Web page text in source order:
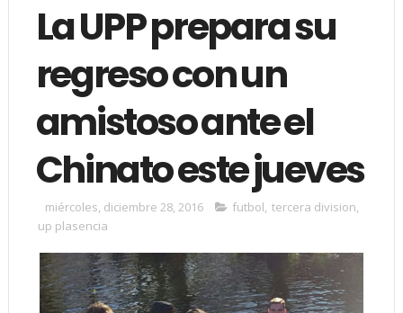
La UPP prepara su
regreso con un
amistoso ante el
Chinato este jueves
miércoles, diciembre 28, 2016 futbol, tercera division,
up plasencia